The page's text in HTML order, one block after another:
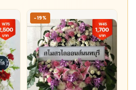
-19%